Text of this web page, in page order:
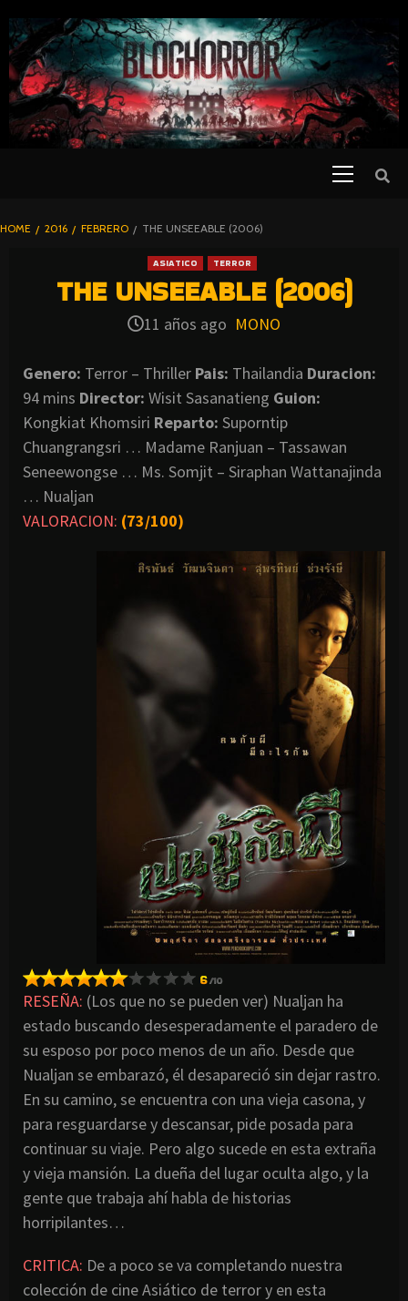
TO
CONTENT
BLOGHORROR
HOME 2016 FEBRERO THE UNSEEABLE (2006)
ASIATICO TERROR
THE UNSEEABLE (2006)
11 años ago MONO
Genero: Terror – Thriller Pais: Thailandia Duracion:
94 mins Director: Wisit Sasanatieng Guion:
Kongkiat Khomsiri Reparto: Suporntip
Chuangrangsri … Madame Ranjuan – Tassawan
Seneewongse … Ms. Somjit – Siraphan Wattanajinda
… Nualjan
VALORACION: (73/100)
RESEÑA: (Los que no se pueden ver) Nualjan ha
estado buscando desesperadamente el paradero de
su esposo por poco menos de un año. Desde que
Nualjan se embarazó, él desapareció sin dejar rastro.
En su camino, se encuentra con una vieja casona, y
para resguardarse y descansar, pide posada para
continuar su viaje. Pero algo sucede en esta extraña
y vieja mansión. La dueña del lugar oculta algo, y la
gente que trabaja ahí habla de historias
horripilantes…
CRITICA: De a poco se va completando nuestra
colección de cine Asiático de terror y en esta